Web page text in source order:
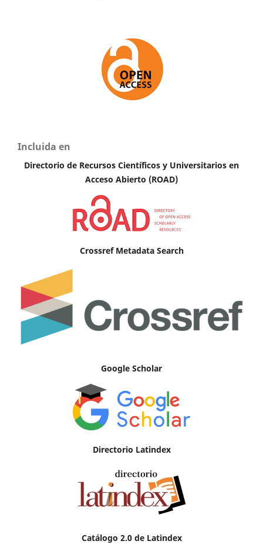
Incluida en
Directorio de Recursos Científicos y Universitarios en
Acceso Abierto (ROAD)
Crossref Metadata Search
Google Scholar
Directorio Latindex
Catálogo 2.0 de Latindex